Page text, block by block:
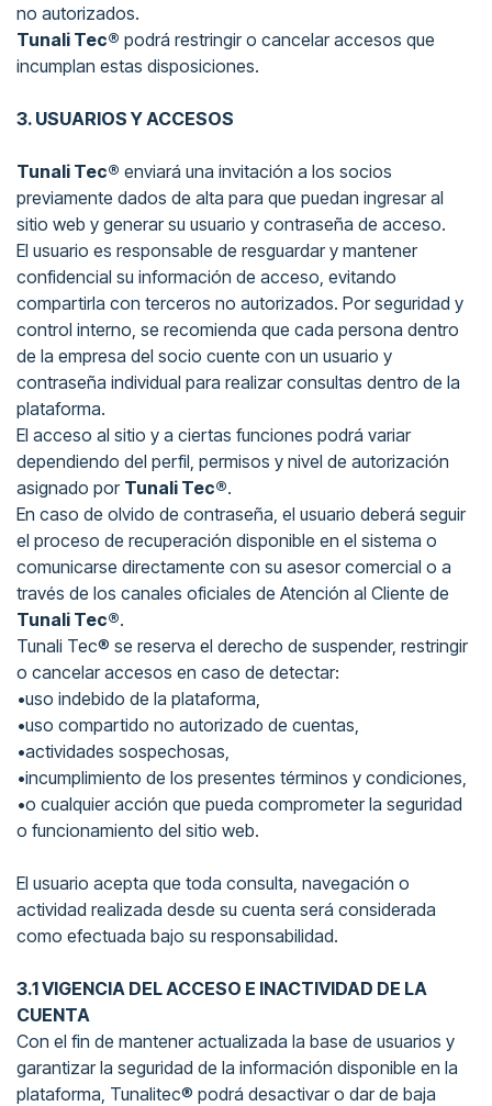
no autorizados.
Tunali Tec® podrá restringir o cancelar accesos que
incumplan estas disposiciones.
3. USUARIOS Y ACCESOS
Tunali Tec® enviará una invitación a los socios
previamente dados de alta para que puedan ingresar al
sitio web y generar su usuario y contraseña de acceso.
El usuario es responsable de resguardar y mantener
confidencial su información de acceso, evitando
compartirla con terceros no autorizados. Por seguridad y
control interno, se recomienda que cada persona dentro
de la empresa del socio cuente con un usuario y
contraseña individual para realizar consultas dentro de la
plataforma.
El acceso al sitio y a ciertas funciones podrá variar
dependiendo del perfil, permisos y nivel de autorización
asignado por Tunali Tec®.
En caso de olvido de contraseña, el usuario deberá seguir
el proceso de recuperación disponible en el sistema o
comunicarse directamente con su asesor comercial o a
través de los canales oficiales de Atención al Cliente de
Tunali Tec®.
Tunali Tec® se reserva el derecho de suspender, restringir
o cancelar accesos en caso de detectar:
•uso indebido de la plataforma,
•uso compartido no autorizado de cuentas,
•actividades sospechosas,
•incumplimiento de los presentes términos y condiciones,
•o cualquier acción que pueda comprometer la seguridad
o funcionamiento del sitio web.
El usuario acepta que toda consulta, navegación o
actividad realizada desde su cuenta será considerada
como efectuada bajo su responsabilidad.
3.1 VIGENCIA DEL ACCESO E INACTIVIDAD DE LA
CUENTA
Con el fin de mantener actualizada la base de usuarios y
garantizar la seguridad de la información disponible en la
plataforma, Tunalitec® podrá desactivar o dar de baja